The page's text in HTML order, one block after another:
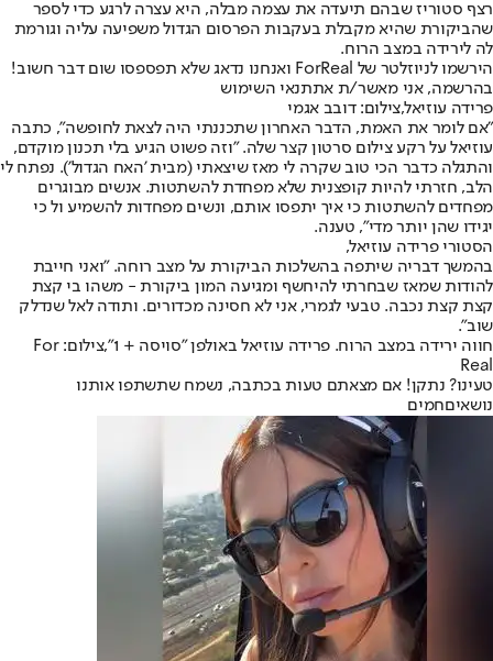
רצף סטוריז שבהם תיעדה את עצמה מבלה, היא עצרה לרגע כדי לספר
שהביקורת שהיא מקבלת בעקבות הפרסום הגדול משפיעה עליה וגורמת
לה לירידה במצב הרוח.
הירשמו לניוזלטר של ForReal ואנחנו נדאג שלא תפספסו שום דבר חשוב!
בהרשמה, אני מאשר/ת אתתנאי השימוש
פרידה עוזיאל,צילום: דובב אגמי
"אם לומר את האמת, הדבר האחרון שתכננתי היה לצאת לחופשה", כתבה
עוזיאל על רקע צילום סרטון קצר שלה. "וזה פשוט הגיע בלי תכנון מוקדם,
והתגלה כדבר הכי טוב שקרה לי מאז שיצאתי (מבית 'האח הגדול'). נפתח לי
הלב, חזרתי להיות קופצנית שלא מפחדת להשתטות. אנשים מבוגרים
מפחדים להשתטות כי איך יתפסו אותם, ונשים מפחדות להשמיע ול כי
יגידו שהן יותר מדי", טענה.
הסטורי פרידה עוזיאל,
בהמשך דבריה שיתפה בהשלכות הביקורת על מצב רוחה. "ואני חייבת
להודות שמאז שבחרתי להיחשף ומגיעה המון ביקורת - משהו בי קצת
קצת קצת נכבה. טבעי לגמרי, אני לא חסינה מכדורים. ותודה לאל שנדלק
שוב".
חווה ירידה במצב הרוח. פרידה עוזיאל באולפן "סויסה + 1",צילום: For
Real
טעינו? נתקן! אם מצאתם טעות בכתבה, נשמח שתשתפו אותנו
נושאיםחמים